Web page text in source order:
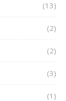
(13)
(2)
(2)
(3)
(1)